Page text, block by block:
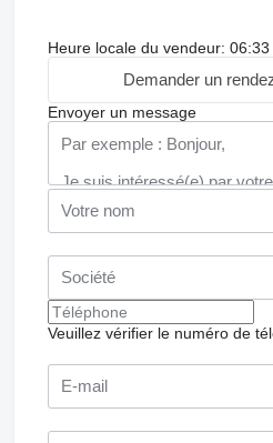
Heure locale du vendeur: 06:33
Demander un
Envoyer un message
Veuillez vérifier le numéro de